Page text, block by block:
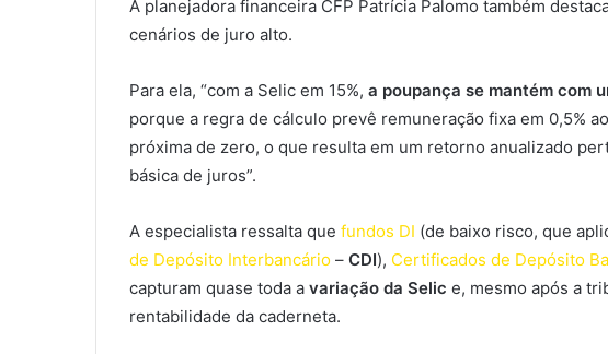
A planejadora financeira CFP Patrícia Palomo também
cenários de juro alto.
Para ela, “com a Selic em 15%, a poupança se mantém com
porque a regra de cálculo prevê remuneração fixa em 0,5%
próxima de zero, o que resulta em um retorno anualizado
básica de juros”.
A especialista ressalta que fundos DI (de baixo risco, que
de Depósito Interbancário – CDI), Certificados de Depósito
capturam quase toda a variação da Selic e, mesmo após a
rentabilidade da caderneta.